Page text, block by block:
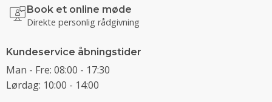
Book et online møde
Direkte personlig rådgivning
Kundeservice åbningstider
Man - Fre: 08:00 - 17:30
Lørdag: 10:00 - 14:00